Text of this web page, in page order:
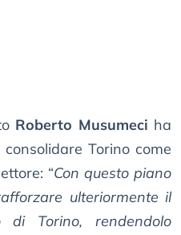
Roberto Musumeci ha
Torino come
“Con questo piano
ulteriormente il
di Torino, rendendolo